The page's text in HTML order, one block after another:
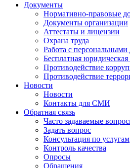
Документы
Нормативно-правовые
Документы организации
Аттестаты и лицензии
Охрана труда
Работа с
Бесплатная
Противодействие
Противодействие
Новости
Новости
Контакты для СМИ
Обратная связь
Часто задаваемые
Задать вопрос
Консультация по услугам
Контроль качества
Опросы
Обращения